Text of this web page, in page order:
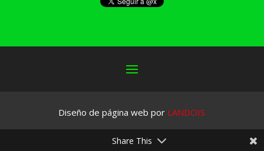
Diseño de página web por LANDOIS
Share This